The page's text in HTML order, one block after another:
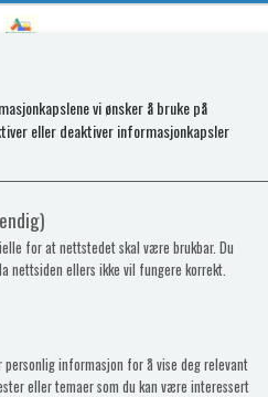
(07/2017-)
vi ønsker å bruke på
eller deaktiver informasjonkapsler
for at nettstedet skal være brukbar. Du
nettsiden ellers ikke vil fungere korrekt.
personlig informasjon for å vise deg relevant
eller temaer som du kan være interessert